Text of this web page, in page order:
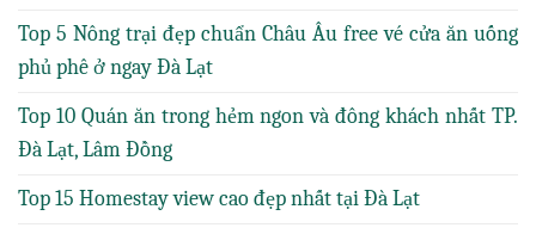
Top 5 Nông trại đẹp chuẩn Châu Âu free vé cửa ăn uống
phủ phê ở ngay Đà Lạt
Top 10 Quán ăn trong hẻm ngon và đông khách nhất TP.
Đà Lạt, Lâm Đồng
Top 15 Homestay view cao đẹp nhất tại Đà Lạt